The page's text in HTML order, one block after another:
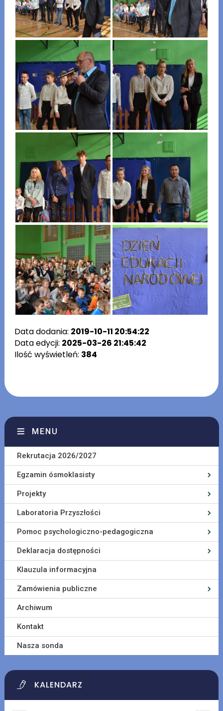
Data dodania: 2019-10-11 20:54:22
Data edycji: 2025-03-26 21:45:42
Ilość wyświetleń: 384
MENU
Rekrutacja 2026/2027
Egzamin ósmoklasisty
Projekty
Laboratoria Przyszłości
Pomoc psychologiczno-pedagogiczna
Deklaracja dostępności
Klauzula informacyjna
Zamówienia publiczne
Archiwum
Kontakt
Nasza sonda
KALENDARZ